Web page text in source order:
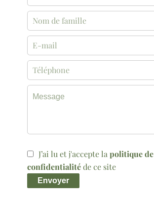
J’ai lu et j'accepte la politique de
confidentialitéde ce site
Envoyer